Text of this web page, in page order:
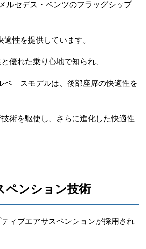
ルセデス・ベンツのフラッグシップ
性を提供しています。
優れた乗り心地で知られ、
ベースモデルは、後部座席の快適性を
術を駆使し、さらに進化した快適性
ペンション技術
ィブエアサスペンションが採用され